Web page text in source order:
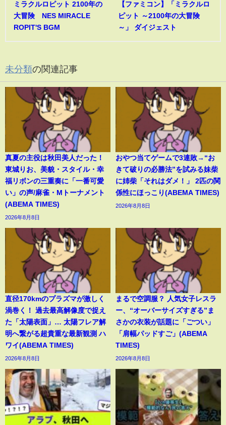
ミラクルロピット 2100年の
大冒険 NES MIRACLE
ROPIT'S BGM
【ファミコン】「ミラクルロ
ピット ～2100年の大冒険
～」 ダイジェスト
未分類の関連記事
真夏の主役は秋田美人だった！
東城りお、美貌・スタイル・幸
福リボンの三重奏に「一番可愛
い」の声/麻雀・Mトーナメント
(ABEMA TIMES)
2026年8月8日
おやつ当てゲームで3連敗→“お
きて破りの必勝法”を試みる妹柴
に姉柴「それはダメ！」 2匹の関
係性にほっこり(ABEMA TIMES)
2026年8月8日
直径170kmのプラズマが激しく
渦巻く！ 過去最高解像度で捉え
た「太陽表面」… 太陽フレア解
明へ繋がる超貴重な最新観測 ハ
ワイ(ABEMA TIMES)
2026年8月8日
まるで空調服？ 人気女子レスラ
ー、“オーバーサイズすぎる”ま
さかの衣装が話題に「ごつい」
「肩幅パッドすご」(ABEMA
TIMES)
2026年8月8日